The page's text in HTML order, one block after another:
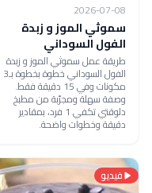
2026-07-08
سموثي الموز و زبدة
الفول السوداني
طريقة عمل سموثي الموز و زبدة
الفول السوداني خطوة بخطوة بـ3
مكونات وفي 15 دقيقة فقط.
وصفة سهلة ومجرّبة من مطبخ
دلوقتي تكفي 1 فرد، بمقادير
دقيقة وخطوات واضحة.
فيديو